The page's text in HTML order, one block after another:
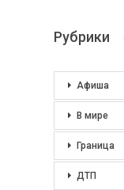
Рубрики
Афиша
В мире
Граница
ДТП